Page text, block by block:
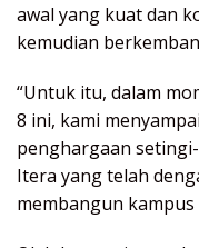
awal yang kuat dan
kemudian
“Untuk itu, dalam
8 ini, kami
penghargaan
Itera yang telah
membangun